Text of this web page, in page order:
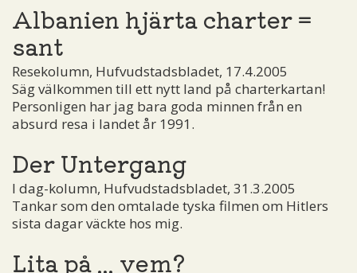
Albanien hjärta charter =
sant
Resekolumn, Hufvudstadsbladet, 17.4.2005
Säg välkommen till ett nytt land på charterkartan!
Personligen har jag bara goda minnen från en
absurd resa i landet år 1991.
Der Untergang
I dag-kolumn, Hufvudstadsbladet, 31.3.2005
Tankar som den omtalade tyska filmen om Hitlers
sista dagar väckte hos mig.
Lita på ... vem?